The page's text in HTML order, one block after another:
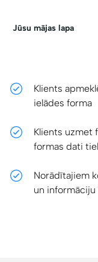
Jūsu mājas lapa
Klients
ielādes forma
Klients uzmet
formas dati
Norādītajiem
un informāciju